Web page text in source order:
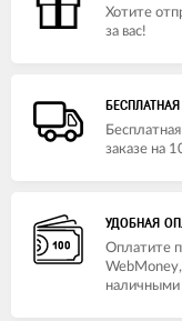
Хотите
за вас!
заказе на
УДОБНАЯ
Оплатите
наличными